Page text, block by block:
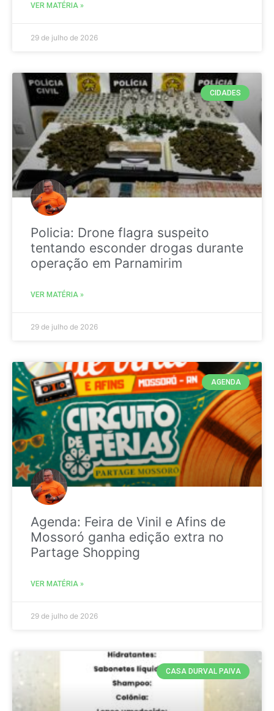
VER MATÉRIA »
29 de julho de 2026
CIDADES
Policia: Drone flagra suspeito
tentando esconder drogas durante
operação em Parnamirim
VER MATÉRIA »
29 de julho de 2026
AGENDA
Agenda: Feira de Vinil e Afins de
Mossoró ganha edição extra no
Partage Shopping
VER MATÉRIA »
29 de julho de 2026
CASA DURVAL PAIVA